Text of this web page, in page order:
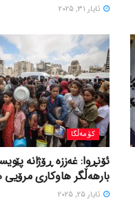
ئایار 31, 2025
کۆمەڵگا
بارهەڵگر هاوکاری مرۆیی
ئایار 25, 2025